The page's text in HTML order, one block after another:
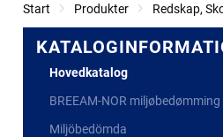
Start Produkter Redskap,
Hovedkatalog
BREEAM-NOR miljøbedømming
Miljöbedömda